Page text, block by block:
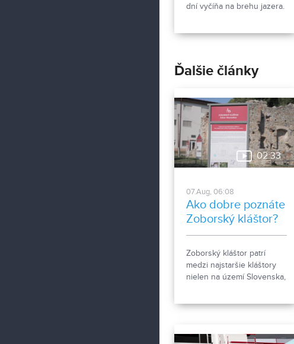
dní vyčíňa na brehu jazera.
Ďalšie články
02:33
07.Aug, 06:08
Ako dobre poznáte
Zoborský kláštor?
Zoborský kláštor patrí
medzi najstaršie kláštory
nielen na území Slovenska,
zachovalé písomné